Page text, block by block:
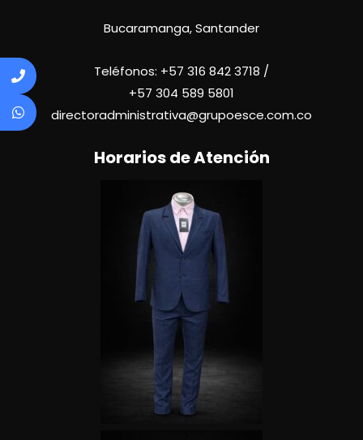
Bucaramanga, Santander
Teléfonos: +57 316 842 3718 /
+57 304 589 5801
directoradministrativa@grupoesce.com.co
Horarios de Atención